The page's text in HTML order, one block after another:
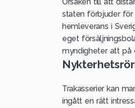
staten förbjuder för
hemleverans i
eget
myndigheter att på
Trakasserier kan
ingått en rätt